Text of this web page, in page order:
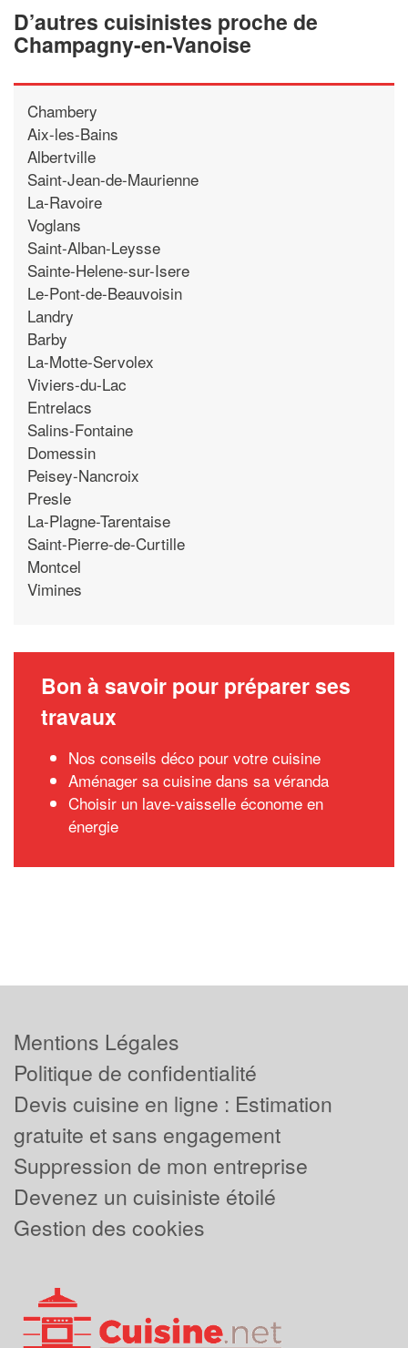
D’autres cuisinistes proche de
Champagny-en-Vanoise
Chambery
Aix-les-Bains
Albertville
Saint-Jean-de-Maurienne
La-Ravoire
Voglans
Saint-Alban-Leysse
Sainte-Helene-sur-Isere
Le-Pont-de-Beauvoisin
Landry
Barby
La-Motte-Servolex
Viviers-du-Lac
Entrelacs
Salins-Fontaine
Domessin
Peisey-Nancroix
Presle
La-Plagne-Tarentaise
Saint-Pierre-de-Curtille
Montcel
Vimines
Bon à savoir pour préparer ses
travaux
Nos conseils déco pour votre cuisine
Aménager sa cuisine dans sa véranda
Choisir un lave-vaisselle économe en
énergie
Mentions Légales
Politique de confidentialité
Devis cuisine en ligne : Estimation
gratuite et sans engagement
Suppression de mon entreprise
Devenez un cuisiniste étoilé
Gestion des cookies